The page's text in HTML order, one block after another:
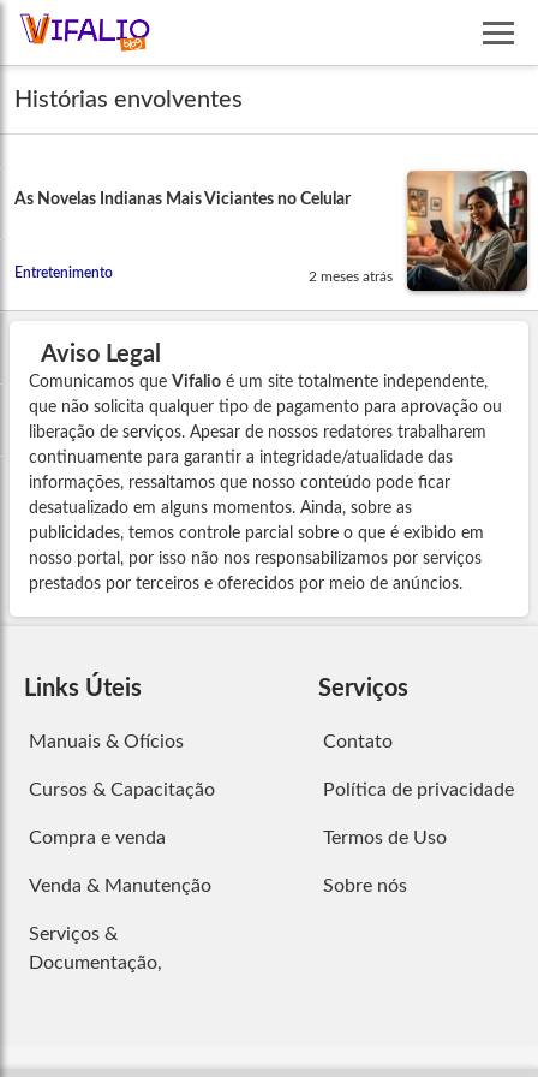
Histórias envolventes
As Novelas Indianas Mais Viciantes no Celular
Entretenimento 2 meses atrás
Aviso Legal
Comunicamos que Vifalio é um site totalmente independente,
que não solicita qualquer tipo de pagamento para aprovação ou
liberação de serviços. Apesar de nossos redatores trabalharem
continuamente para garantir a integridade/atualidade das
informações, ressaltamos que nosso conteúdo pode ficar
desatualizado em alguns momentos. Ainda, sobre as
publicidades, temos controle parcial sobre o que é exibido em
nosso portal, por isso não nos responsabilizamos por serviços
prestados por terceiros e oferecidos por meio de anúncios.
Links Úteis
Manuais & Ofícios
Cursos & Capacitação
Compra e venda
Venda & Manutenção
Serviços &
Documentação,
Serviços
Contato
Política de privacidade
Termos de Uso
Sobre nós